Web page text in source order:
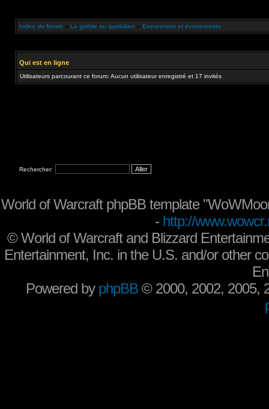
Index du forum » La guilde au quotidien » Excursions et évènements
Qui est en ligne
Utilisateurs parcourant ce forum: Aucun utilisateur enregistré et 17 invités
Rechercher:
World of Warcraft phpBB template
- http://
©World of Warcraft and Blizzard
Entertainment, Inc. in the U.S. and/or other
Powered by phpBB © 2000, 2002, 2005,